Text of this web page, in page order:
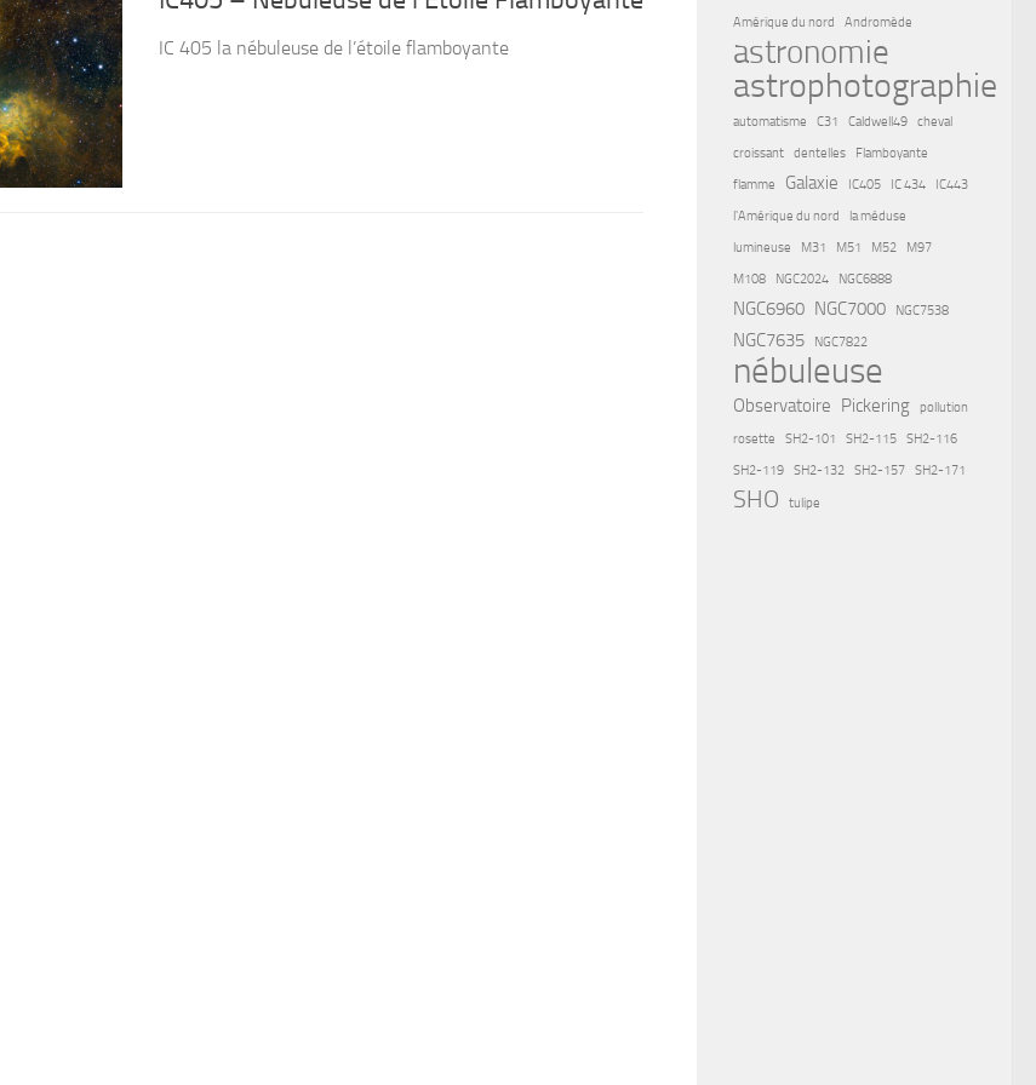
IC 405 la nébuleuse de l’étoile flamboyante
Amérique du nord Andromède
astronomie
astrophotographie
automatisme C31 Caldwell49
cheval
croissant
dentelles
Flamboyante
flamme
Galaxie IC405 IC 434
IC443
l'Amérique du nord
la méduse
lumineuse
M31 M51 M52
M97
M108
NGC2024 NGC6888
NGC6960 NGC7000 NGC7538
NGC7635 NGC7822
nébuleuse
Observatoire Pickering
pollution
rosette
SH2-101 SH2-115
SH2-116
SH2-119
SH2-132 SH2-157 SH2-171
SHO tulipe